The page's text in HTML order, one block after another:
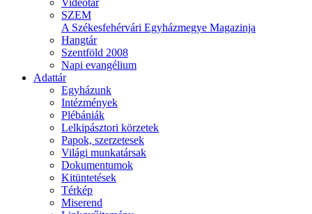
Videótár
SZEM
A Székesfehérvári Egyházmegye Magazinja
Hangtár
Szentföld 2008
Napi evangélium
Adattár
Egyházunk
Intézmények
Plébániák
Lelkipásztori körzetek
Papok, szerzetesek
Világi munkatársak
Dokumentumok
Kitüntetések
Térkép
Miserend